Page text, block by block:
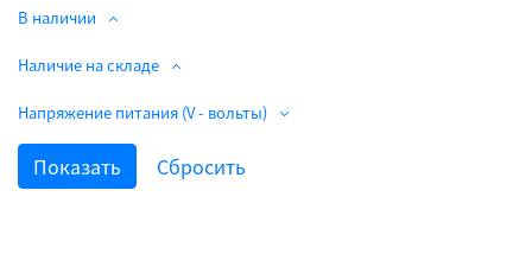
В наличии
Наличие на складе
Напряжение питания (V - вольты)